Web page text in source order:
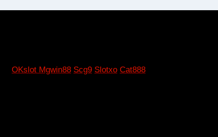
OKslot Mgwin88 Scg9 Slotxo Cat888